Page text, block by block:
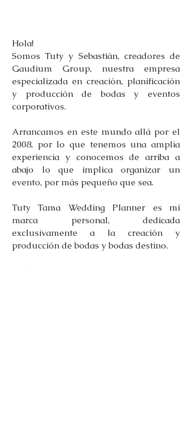
Hola!
Somos Tuty y Sebastián, creadores de
Gaudium Group, nuestra empresa
especializada en creación, planificación
y producción de bodas y eventos
corporativos.
Arrancamos en este mundo allá por el
2008, por lo que tenemos una amplia
experiencia y conocemos de arriba a
abajo lo que implica organizar un
evento, por más pequeño que sea.
Tuty Tama Wedding Planner es mi
marca personal, dedicada
exclusivamente a la creación y
producción de bodas y bodas destino.
¡Toda nuestra experiencia y